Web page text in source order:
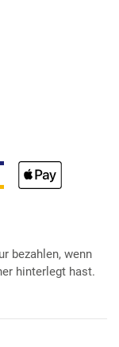
bezahlen, wenn
hinterlegt hast.